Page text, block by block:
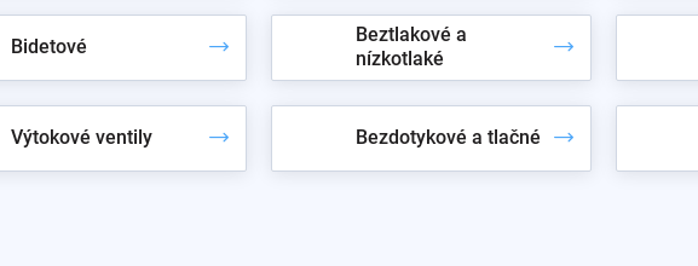
Bidetové
Beztlakové a
nízkotlaké
Výtokové ventily Bezdotykové a tlačné